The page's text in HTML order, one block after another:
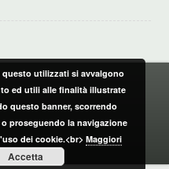
utilizzati si avvalgono
ed utili alle finalità illustrate
questo banner, scorrendo
proseguendo la navigazione
dei cookie.<br> Maggiori
Accetta